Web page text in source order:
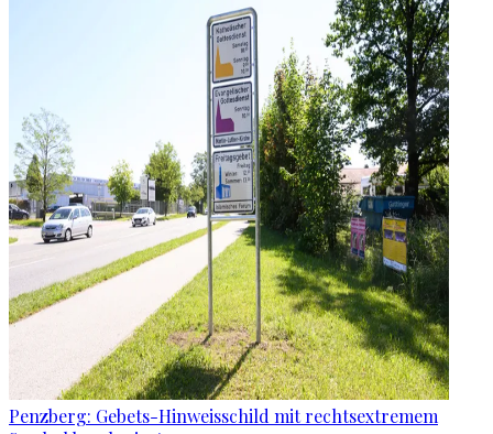
Penzberg: Gebets-Hinweisschild mit rechtsextremem